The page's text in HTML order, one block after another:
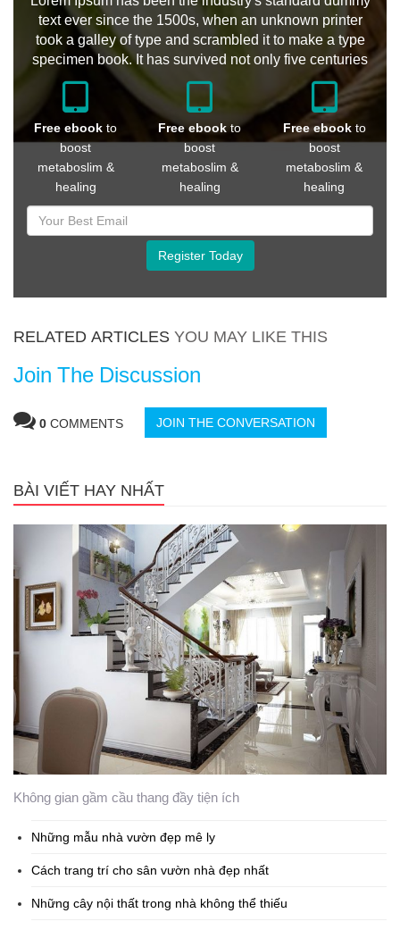
text ever since the 1500s, when an unknown printer
took a galley of type and scrambled it to make a type
specimen book. It has survived not only five centuries
Free ebook to
boost
metaboslim &
healing
Free ebook to
boost
metaboslim &
healing
Free ebookto
boost
metaboslim &
healing
Register Today
RELATED ARTICLES YOU MAY LIKE THIS
Join The Discussion
0 COMMENTS JOIN THE CONVERSATION
BÀI VIẾT HAY NHẤT
Không gian gầm cầu thang đầy tiện ích
Những mẫu nhà vườn đẹp mê ly
Cách trang trí cho sân vườn nhà đẹp nhất
Những cây nội thất trong nhà không thể thiếu